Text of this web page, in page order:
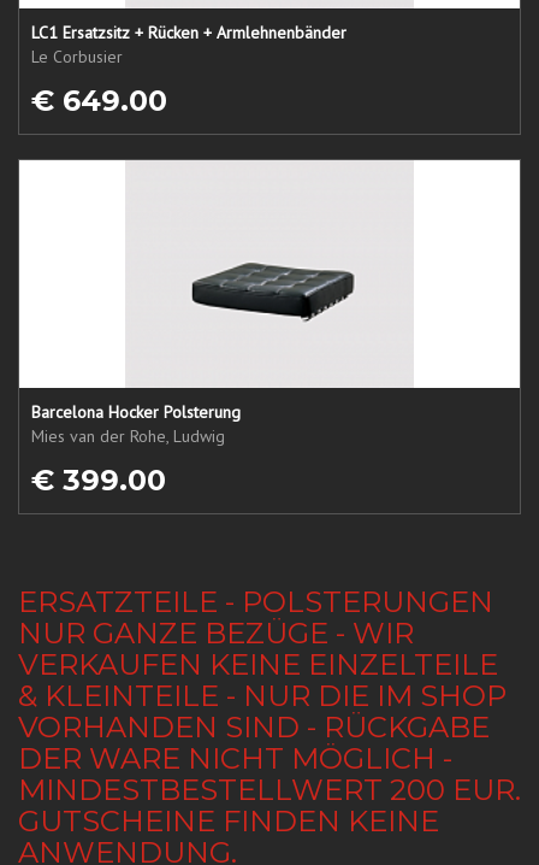
LC1 Ersatzsitz + Rücken + Armlehnenbänder
Le Corbusier
€ 649.00
Barcelona Hocker Polsterung
Mies van der Rohe, Ludwig
€ 399.00
ERSATZTEILE - POLSTERUNGEN
NUR GANZE BEZÜGE - WIR
VERKAUFEN KEINE EINZELTEILE
& KLEINTEILE - NUR DIE IM SHOP
VORHANDEN SIND - RÜCKGABE
DER WARE NICHT MÖGLICH -
MINDESTBESTELLWERT 200 EUR.
GUTSCHEINE FINDEN KEINE
ANWENDUNG.